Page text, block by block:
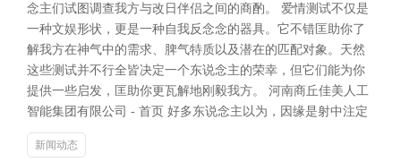
念主们试图调查我方与改日伴侣之间的商酌。 爱情测试不仅是
一种文娱形状，更是一种自我反念念的器具。它不错匡助你了
解我方在神气中的需求、脾气特质以及潜在的匹配对象。天然
这些测试并不行全皆决定一个东说念主的荣幸，但它们能为你
提供一些启发，匡助你更瓦解地刚毅我方。 河南商丘佳美人工
智能集团有限公司 - 首页 好多东说念主以为，因缘是射中注定
新闻动态